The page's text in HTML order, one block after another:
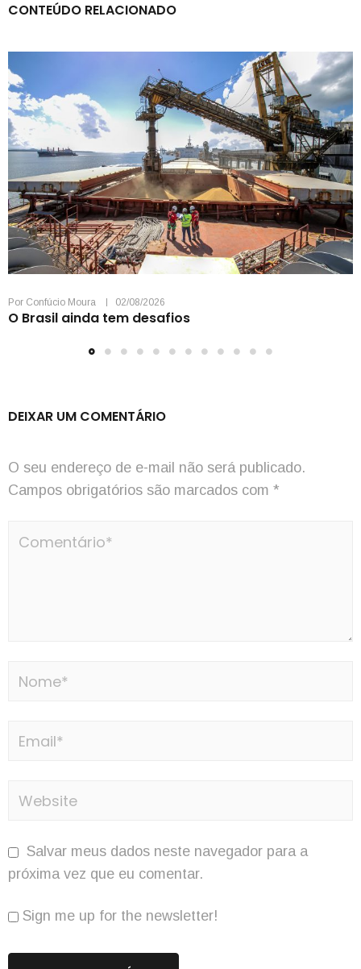
CONTEÚDO RELACIONADO
Por Confúcio Moura 02/08/2026
O Brasil ainda tem desafios
DEIXAR UM COMENTÁRIO
O seu endereço de e-mail não será publicado.
Campos obrigatórios são marcados com *
Salvar meus dados neste navegador para a
próxima vez que eu comentar.
Sign me up for the newsletter!